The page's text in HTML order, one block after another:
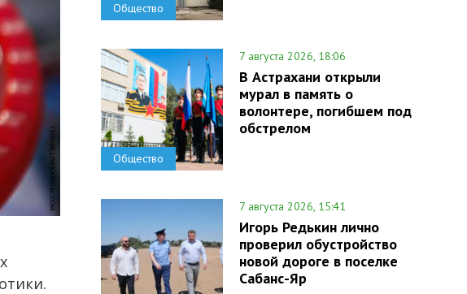
Общество
Общество
7 августа 2026, 18:06
В Астрахани открыли
мурал в память о
волонтере, погибшем под
обстрелом
7 августа 2026, 15:41
Игорь Редькин лично
проверил обустройство
новой дороге в поселке
Сабанс-Яр